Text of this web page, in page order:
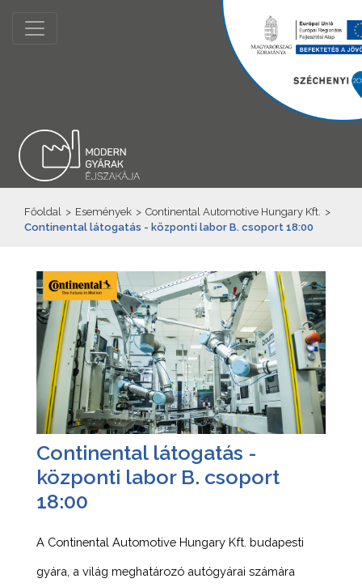
Főoldal > Események > Continental Automotive Hungary Kft. >
Continental látogatás - központi labor B. csoport 18:00
Continental látogatás -
központi labor B. csoport
18:00
A Continental Automotive Hungary Kft. budapesti
gyára, a világ meghatározó autógyárai számára